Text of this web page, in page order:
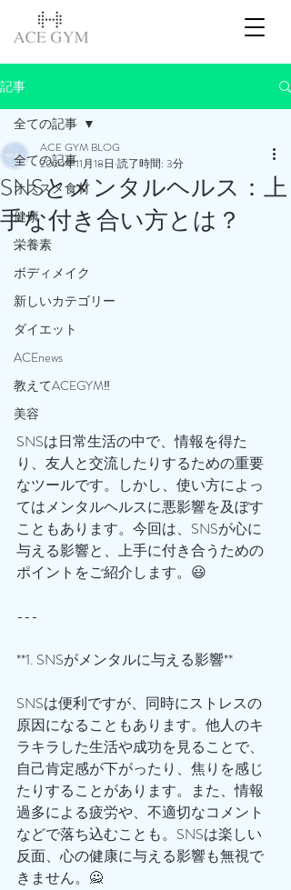
記事
全ての記事
オススメ食材
健康
栄養素
ボディメイク
新しいカテゴリー
ダイエット
ACEnews
教えてACEGYM‼️
美容
全ての記事
SNSとメンタルヘルス：上
手な付き合い方とは？
ACE GYM BLOG
2024年11月18日 読了時間: 3分
SNSは日常生活の中で、情報を得た
り、友人と交流したりするための重要
なツールです。しかし、使い方によっ
てはメンタルヘルスに悪影響を及ぼす
こともあります。今回は、SNSが心に
与える影響と、上手に付き合うための
ポイントをご紹介します。😃
---
**1. SNSがメンタルに与える影響**
SNSは便利ですが、同時にストレスの
原因になることもあります。他人のキ
ラキラした生活や成功を見ることで、
自己肯定感が下がったり、焦りを感じ
たりすることがあります。また、情報
過多による疲労や、不適切なコメント
などで落ち込むことも。SNSは楽しい
反面、心の健康に与える影響も無視で
きません。🙅